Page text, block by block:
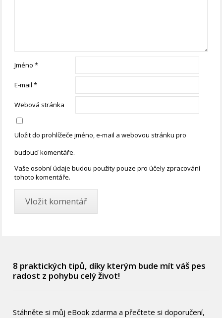
Jméno*
E-mail*
Webová stránka
Uložit do prohlížeče jméno, e-mail a webovou stránku pro
budoucí komentáře.
Vaše osobní údaje budou použity pouze pro účely zpracování
tohoto komentáře.
8 praktických tipů, díky kterým bude mít váš pes
radost z pohybu celý život!
Stáhněte si můj eBook zdarma a přečtete si doporučení,